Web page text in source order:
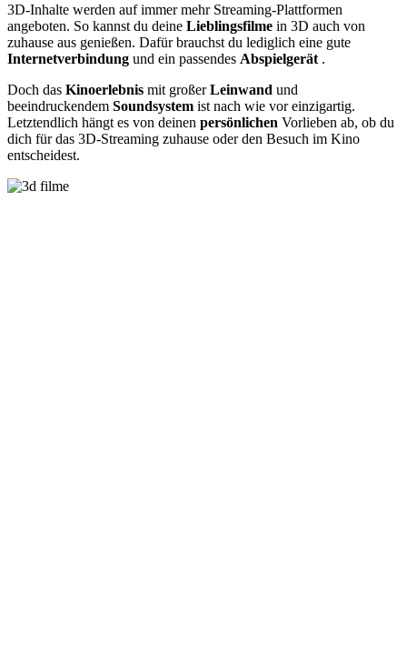
3D-Inhalte werden auf immer mehr Streaming-Plattformen
angeboten. So kannst du deine Lieblingsfilme in 3D auch von
zuhause aus genießen. Dafür brauchst du lediglich eine gute
Internetverbindung und ein passendes Abspielgerät .
Doch das Kinoerlebnis mit großerLeinwand und
beeindruckendem Soundsystem ist nach wie vor einzigartig.
Letztendlich hängt es von deinen persönlichen Vorlieben ab, ob du
dich für das 3D-Streaming zuhause oder den Besuch im Kino
entscheidest.